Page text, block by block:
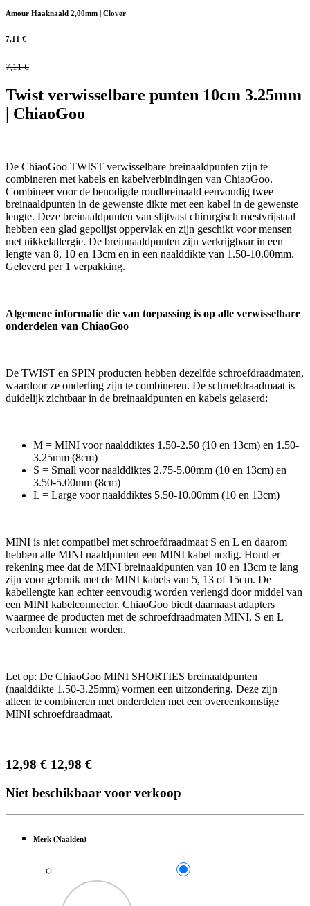
Amour Haaknaald 2,00mm | Clover
7,11 €
7,11€
Twist verwisselbare punten 10cm 3.25mm
| ChiaoGoo
De ChiaoGoo TWIST verwisselbare breinaaldpunten zijn te
combineren met kabels en kabelverbindingen van ChiaoGoo.
Combineer voor de benodigde rondbreinaald eenvoudig twee
breinaaldpunten in de gewenste dikte met een kabel in de gewenste
lengte. Deze breinaaldpunten van slijtvast chirurgisch roestvrijstaal
hebben een glad gepolijst oppervlak en zijn geschikt voor mensen
met nikkelallergie. De breinnaaldpunten zijn verkrijgbaar in een
lengte van 8, 10 en 13cm en in een naalddikte van 1.50-10.00mm.
Geleverd per 1 verpakking.
Algemene informatie die van toepassing is op alle verwisselbare
onderdelen van ChiaoGoo
De TWIST en SPIN producten hebben dezelfde schroefdraadmaten,
waardoor ze onderling zijn te combineren. De schroefdraadmaat is
duidelijk zichtbaar in de breinaaldpunten en kabels gelaserd:
M = MINI voor naalddiktes 1.50-2.50 (10 en 13cm) en 1.50-
3.25mm (8cm)
S = Small voor naalddiktes 2.75-5.00mm (10 en 13cm) en
3.50-5.00mm (8cm)
L = Large voor naalddiktes 5.50-10.00mm (10 en 13cm)
MINI is niet compatibel met schroefdraadmaat S en L en daarom
hebben alle MINI naaldpunten een MINI kabel nodig. Houd er
rekening mee dat de MINI breinaaldpunten van 10 en 13cm te lang
zijn voor gebruik met de MINI kabels van 5, 13 of 15cm. De
kabellengte kan echter eenvoudig worden verlengd door middel van
een MINI kabelconnector. ChiaoGoo biedt daarnaast adapters
waarmee de producten met de schroefdraadmaten MINI, S en L
verbonden kunnen worden.
Let op: De ChiaoGoo MINI SHORTIES breinaaldpunten
(naalddikte 1.50-3.25mm) vormen een uitzondering. Deze zijn
alleen te combineren met onderdelen met een overeenkomstige
MINI schroefdraadmaat.
12,98 € 12,98€
Niet beschikbaar voor verkoop
Merk (Naalden)